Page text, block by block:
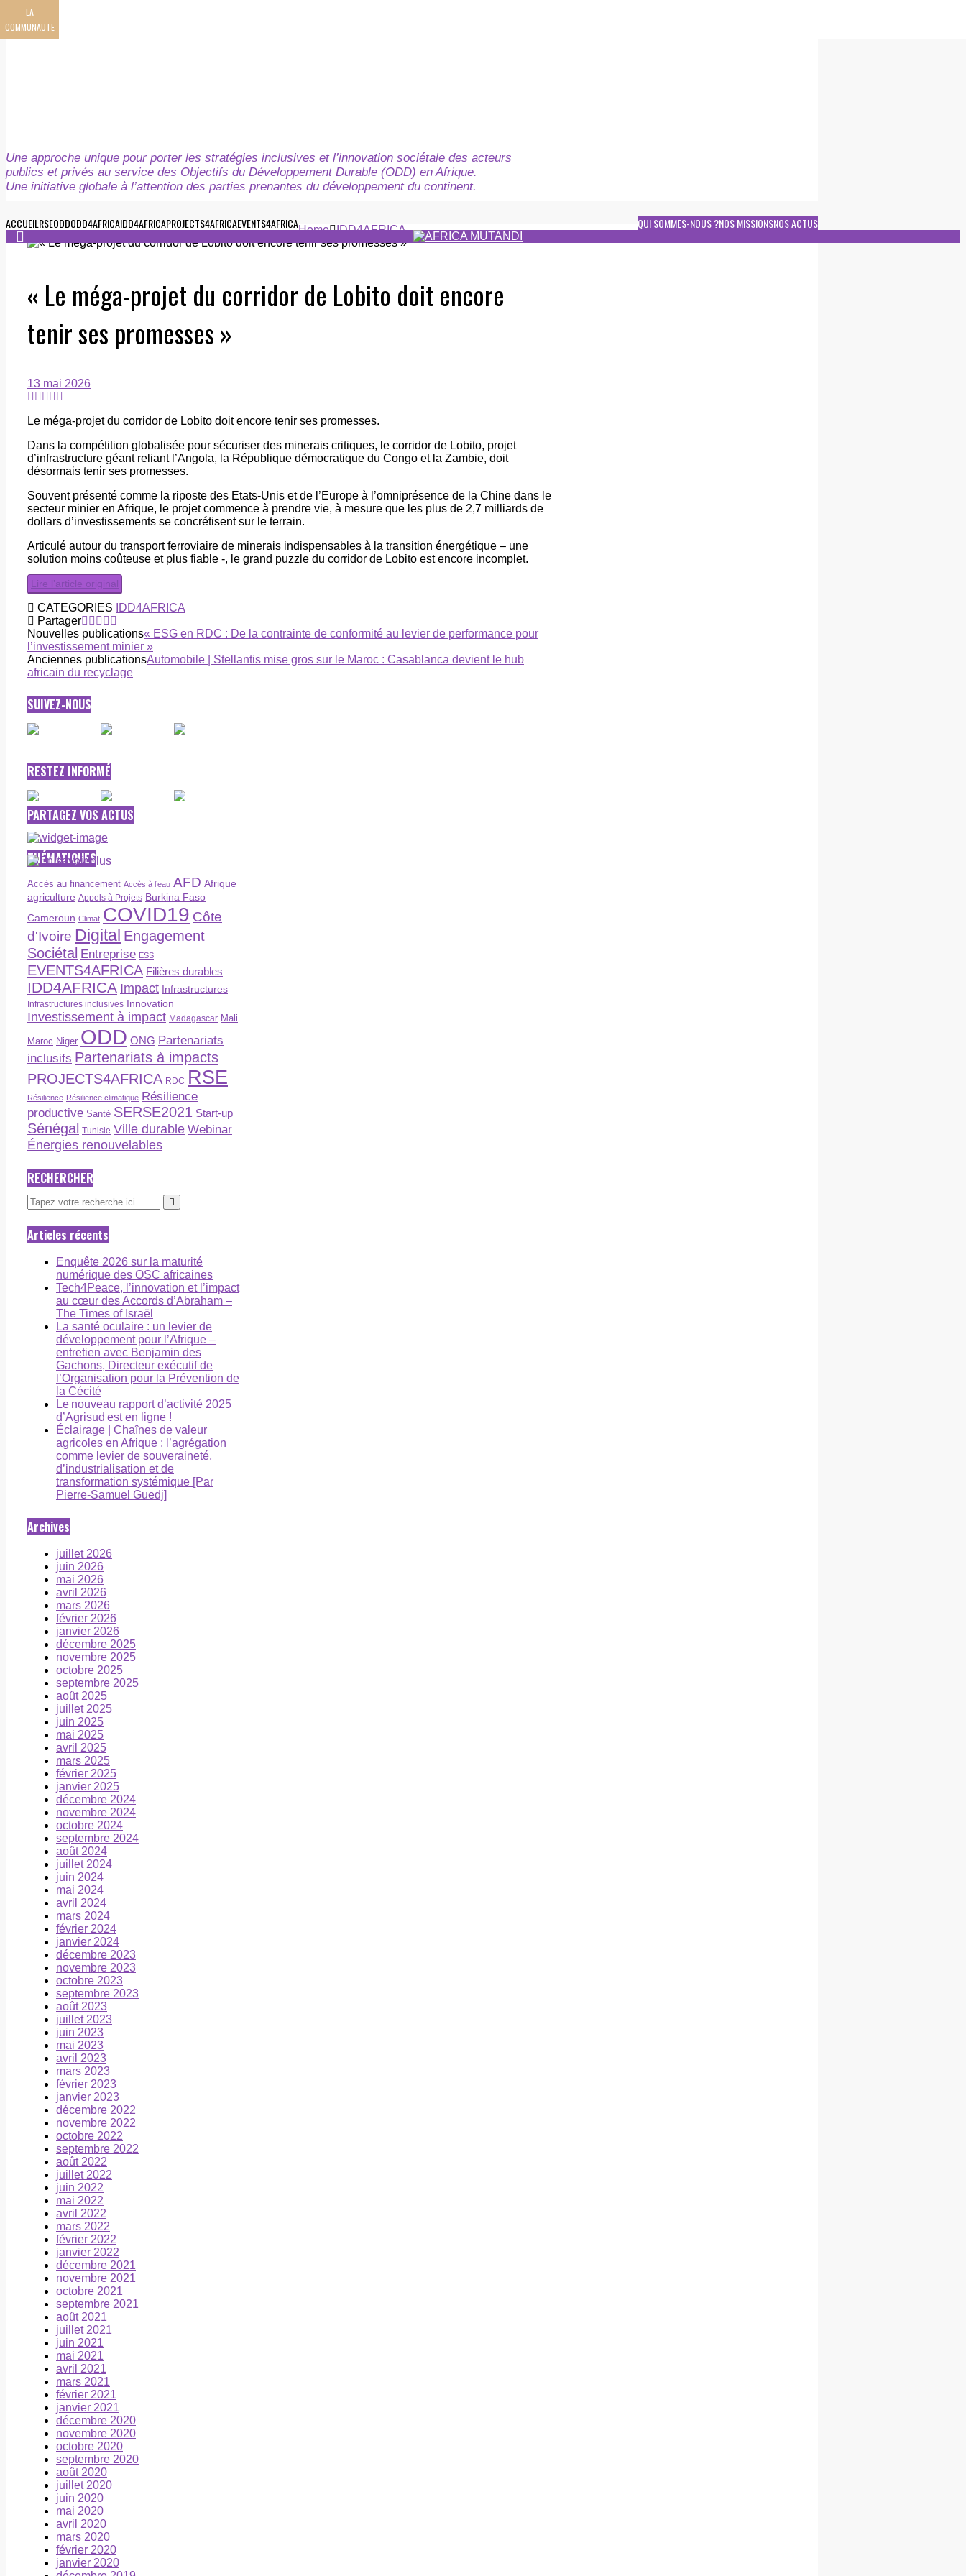
LA
COMMUNAUTE
Une approche unique pour porter les stratégies inclusives et l’innovation sociétale des acteurs
publics et privés au service des Objectifs du Développement Durable (ODD) en Afrique.
Une initiative globale à l’attention des parties prenantes du développement du continent.
ACCUEILRSEODDODD4AFRICAIDD4AFRICAPROJECTS4AFRICAEVENTS4AFRICA NOS ACTUS
NOS MISSIONS
QUI SOMMES-NOUS ?
Home IDD4AFRICA
« Le méga-projet du corridor de Lobito doit encore
tenir ses promesses »
13 mai 2026
Le méga-projet du corridor de Lobito doit encore tenir ses promesses.
Dans la compétition globalisée pour sécuriser des minerais critiques, le corridor de Lobito, projet
d’infrastructure géant reliant l’Angola, la République démocratique du Congo et la Zambie, doit
désormais tenir ses promesses.
Souvent présenté comme la riposte des Etats-Unis et de l’Europe à l’omniprésence de la Chine dans le
secteur minier en Afrique, le projet commence à prendre vie, à mesure que les plus de 2,7 milliards de
dollars d’investissements se concrétisent sur le terrain.
Articulé autour du transport ferroviaire de minerais indispensables à la transition énergétique – une
solution moins coûteuse et plus fiable -, le grand puzzle du corridor de Lobito est encore incomplet.
Lire l’article original
CATEGORIES
IDD4AFRICA
Partager
Nouvelles publications« ESG en RDC : De la contrainte de conformité au levier de performance pour
l’investissement minier »
Anciennes publicationsAutomobile | Stellantis mise gros sur le Maroc : Casablanca devient le hub
africain du recyclage
SUIVEZ-NOUS
RESTEZ INFORMÉ
PARTAGEZ VOS ACTUS
THÉMATIQUES
Accès au financement Accès à l’eau AFD Afrique
agriculture Appels à Projets Burkina Faso
Cameroun Climat COVID19 Côte
d'Ivoire Digital Engagement
Sociétal Entreprise ESS
EVENTS4AFRICA Filières durables
IDD4AFRICA Impact Infrastructures
Infrastructures inclusives Innovation
Investissement à impact Madagascar Mali
Maroc Niger ODD ONG Partenariats
inclusifs Partenariats à impacts
PROJECTS4AFRICA RDC RSE
Résilience Résilience climatique Résilience
productive Santé SERSE2021 Start-up
Sénégal Tunisie Ville durable Webinar
Énergies renouvelables
RECHERCHER
Articles récents
Enquête 2026 sur la maturité
numérique des OSC africaines
Tech4Peace, l’innovation et l’impact
au cœur des Accords d’Abraham –
The Times of Israël
La santé oculaire : un levier de
développement pour l’Afrique –
entretien avec Benjamin des
Gachons, Directeur exécutif de
l’Organisation pour la Prévention de
la Cécité
Le nouveau rapport d’activité 2025
d’Agrisud est en ligne !
Éclairage | Chaînes de valeur
agricoles en Afrique : l’agrégation
comme levier de souveraineté,
d’industrialisation et de
transformation systémique [Par
Pierre-Samuel Guedj]
Archives
juillet 2026
juin 2026
mai 2026
avril 2026
mars 2026
février 2026
janvier 2026
décembre 2025
novembre 2025
octobre 2025
septembre 2025
août 2025
juillet 2025
juin 2025
mai 2025
avril 2025
mars 2025
février 2025
janvier 2025
décembre 2024
novembre 2024
octobre 2024
septembre 2024
août 2024
juillet 2024
juin 2024
mai 2024
avril 2024
mars 2024
février 2024
janvier 2024
décembre 2023
novembre 2023
octobre 2023
septembre 2023
août 2023
juillet 2023
juin 2023
mai 2023
avril 2023
mars 2023
février 2023
janvier 2023
décembre 2022
novembre 2022
octobre 2022
septembre 2022
août 2022
juillet 2022
juin 2022
mai 2022
avril 2022
mars 2022
février 2022
janvier 2022
décembre 2021
novembre 2021
octobre 2021
septembre 2021
août 2021
juillet 2021
juin 2021
mai 2021
avril 2021
mars 2021
février 2021
janvier 2021
décembre 2020
novembre 2020
octobre 2020
septembre 2020
août 2020
juillet 2020
juin 2020
mai 2020
avril 2020
mars 2020
février 2020
janvier 2020